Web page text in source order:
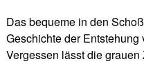
Das bequeme in den
Geschichte der
Vergessen lässt die